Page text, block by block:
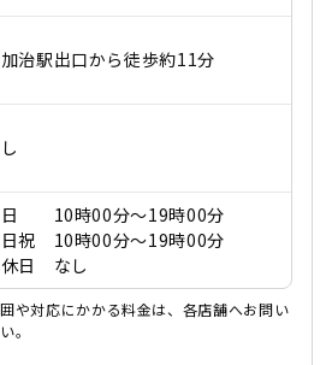
治駅出口から徒歩約11分
10時00分～19時00分
祝 10時00分～19時00分
日 なし
や対応にかかる料金は、各店舗へお問い
。